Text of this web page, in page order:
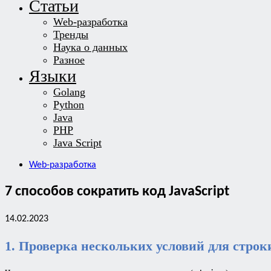
Статьи
Web-разработка
Тренды
Наука о данных
Разное
Языки
Golang
Python
Java
PHP
Java Script
Web-разработка
7 способов сократить код JavaScript
14.02.2023
1. Проверка нескольких условий для